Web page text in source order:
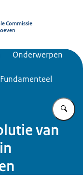
Commissie
Onderwerpen
Fundamenteel
van